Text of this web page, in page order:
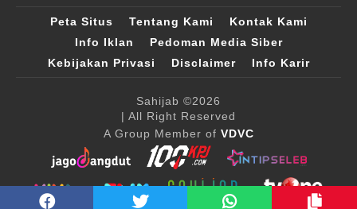
Peta Situs Tentang Kami
Kontak Kami
Info Iklan
Pedoman Media Siber
Kebijakan Privasi
Disclaimer Info Karir
Sahijab ©2026
| All Right Reserved
A Group Member of VDVC